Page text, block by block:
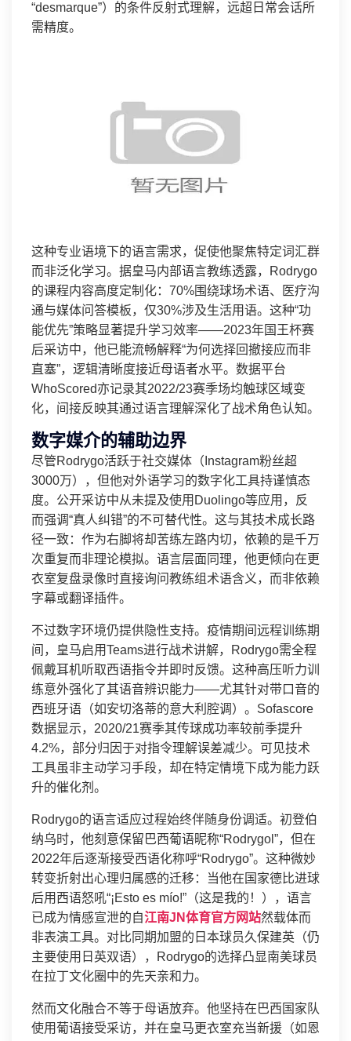
“desmarque”）的条件反射式理解，远超日常会话所
需精度。
这种专业语境下的语言需求，促使他聚焦特定词汇群
而非泛化学习。据皇马内部语言教练透露，Rodrygo
的课程内容高度定制化：70%围绕球场术语、医疗沟
通与媒体问答模板，仅30%涉及生活用语。这种“功
能优先”策略显著提升学习效率——2023年国王杯赛
后采访中，他已能流畅解释“为何选择回撤接应而非
直塞”，逻辑清晰度接近母语者水平。数据平台
WhoScored亦记录其2022/23赛季场均触球区域变
化，间接反映其通过语言理解深化了战术角色认知。
数字媒介的辅助边界
尽管Rodrygo活跃于社交媒体（Instagram粉丝超
3000万），但他对外语学习的数字化工具持谨慎态
度。公开采访中从未提及使用Duolingo等应用，反
而强调“真人纠错”的不可替代性。这与其技术成长路
径一致：作为右脚将却苦练左路内切，依赖的是千万
次重复而非理论模拟。语言层面同理，他更倾向在更
衣室复盘录像时直接询问教练组术语含义，而非依赖
字幕或翻译插件。
不过数字环境仍提供隐性支持。疫情期间远程训练期
间，皇马启用Teams进行战术讲解，Rodrygo需全程
佩戴耳机听取西语指令并即时反馈。这种高压听力训
练意外强化了其语音辨识能力——尤其针对带口音的
西班牙语（如安切洛蒂的意大利腔调）。Sofascore
数据显示，2020/21赛季其传球成功率较前季提升
4.2%，部分归因于对指令理解误差减少。可见技术
工具虽非主动学习手段，却在特定情境下成为能力跃
升的催化剂。
Rodrygo的语言适应过程始终伴随身份调适。初登伯
纳乌时，他刻意保留巴西葡语昵称“Rodrygol”，但在
2022年后逐渐接受西语化称呼“Rodrygo”。这种微妙
转变折射出心理归属感的迁移：当他在国家德比进球
后用西语怒吼“¡Esto es mío!”（这是我的！），语言
已成为情感宣泄的自江南JN体育官方网站然载体而
非表演工具。对比同期加盟的日本球员久保建英（仍
主要使用日英双语），Rodrygo的选择凸显南美球员
在拉丁文化圈中的先天亲和力。
然而文化融合不等于母语放弃。他坚持在巴西国家队
使用葡语接受采访，并在皇马更衣室充当新援（如恩